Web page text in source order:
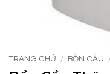
TRANG CHỦ / BỒN CẦU